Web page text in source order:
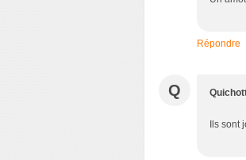
Répondre
Q
Ils